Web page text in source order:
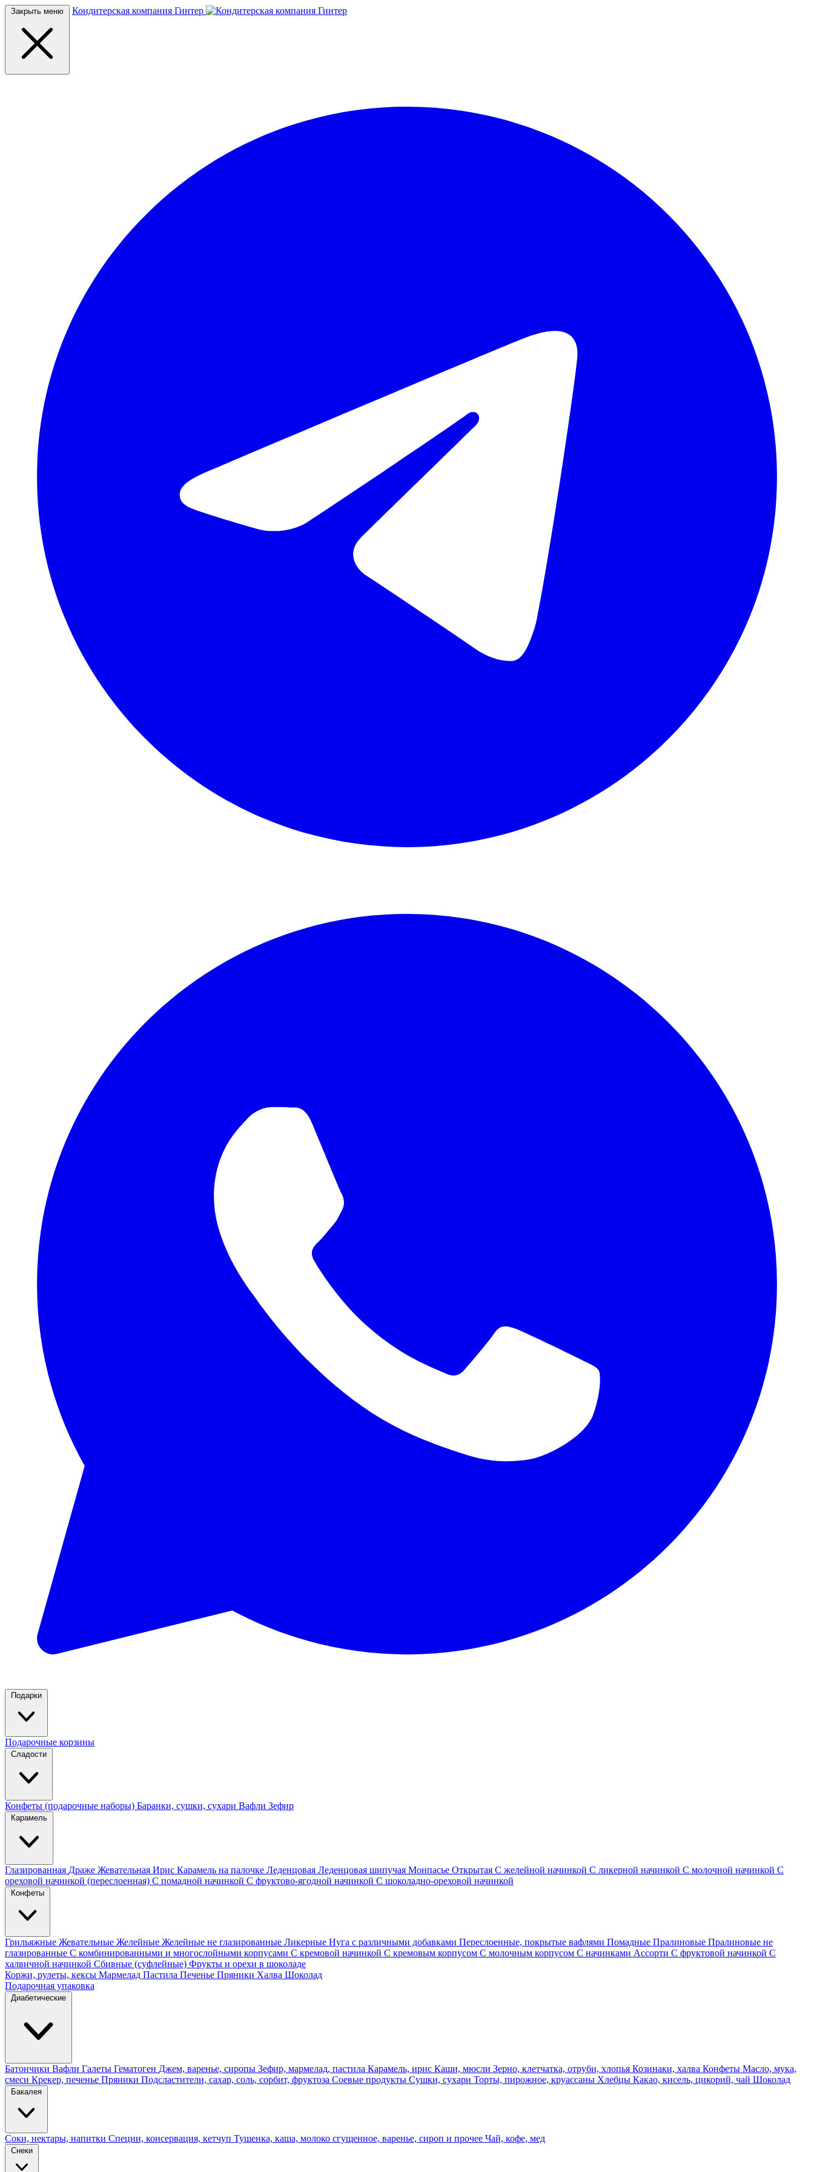
Закрыть меню Кондитерская компания Гинтер
Подарки
Подарочные корзины
Сладости
Конфеты (подарочные наборы) Баранки, сушки, сухари Вафли Зефир
Карамель
Глазированная Драже Жевательная Ирис Карамель на палочке Леденцовая Леденцовая шипучая Монпасье Открытая С желейной начинкой С ликерной начинкой С молочной начинкой С
ореховой начинкой (переслоенная) С помадной начинкой С фруктово-ягодной начинкой С шоколадно-ореховой начинкой
Конфеты
Грильяжные Жевательные Желейные Желейные не глазированные Ликерные Нуга с различными добавками Переслоенные, покрытые вафлями Помадные Пралиновые Пралиновые не
глазированные С комбинированными и многослойными корпусами С кремовой начинкой С кремовым корпусом С молочным корпусом С начинками Ассорти С фруктовой начинкой С
халвичной начинкой Сбивные (суфлейные) Фрукты и орехи в шоколаде
Коржи, рулеты, кексы Мармелад Пастила Печенье Пряники Халва Шоколад
Подарочная упаковка
Диабетические
Батончики Вафли Галеты Гематоген Джем, варенье, сиропы Зефир, мармелад, пастила Карамель, ирис Каши, мюсли Зерно, клетчатка, отруби, хлопья Козинаки, халва Конфеты Масло, мука,
смеси Крекер, печенье Пряники Подсластители, сахар, соль, сорбит, фруктоза Соевые продукты Сушки, сухари Торты, пирожное, круассаны Хлебцы Какао, кисель, цикорий, чай Шоколад
Бакалея
Соки, нектары, напитки Специи, консервация, кетчуп Тушенка, каша, молоко сгущенное, варенье, сироп и прочее Чай, кофе, мед
Снеки